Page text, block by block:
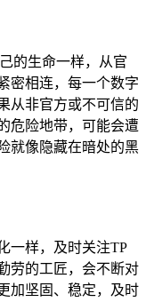
的生命一样，从官
密相连，每一个数字
从非官方或不可信的
危险地带，可能会遭
就像隐藏在暗处的黑
一样，及时关注TP
劳的工匠，会不断对
加坚固、稳定，及时